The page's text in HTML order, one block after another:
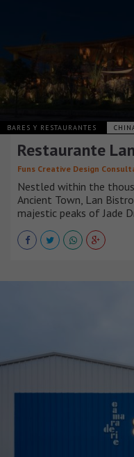
BARES Y RESTAURANTES
Restaurante
Funs Creative Design
Nestled within the
Ancient Town, Lan
majestic peaks of Jade